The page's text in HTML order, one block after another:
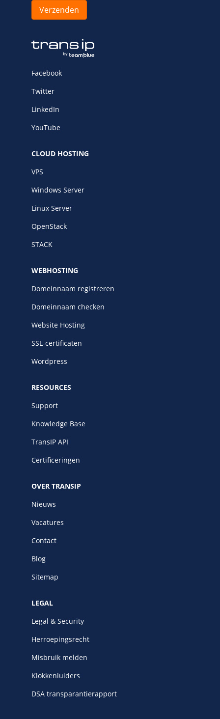
Facebook
Twitter
LinkedIn
YouTube
CLOUD HOSTING
VPS
Windows Server
Linux Server
OpenStack
STACK
WEBHOSTING
Domeinnaam registreren
Domeinnaam checken
Website Hosting
SSL-certificaten
Wordpress
RESOURCES
Support
Knowledge Base
TransIP API
Certificeringen
OVER TRANSIP
Nieuws
Vacatures
Contact
Blog
Sitemap
LEGAL
Legal & Security
Herroepingsrecht
Misbruik melden
Klokkenluiders
DSA transparantierapport